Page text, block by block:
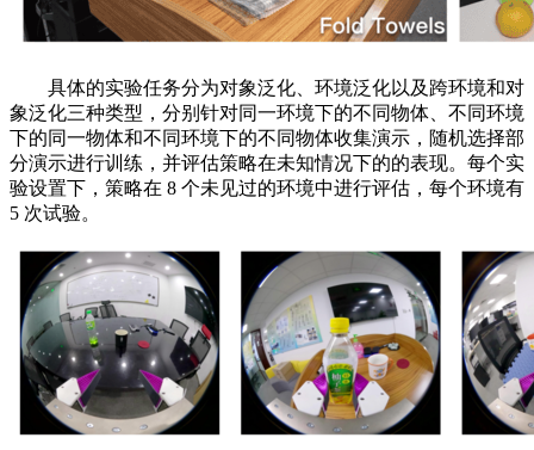
具体的实验任务分为对象泛化、环境泛化以及跨环境和对
象泛化三种类型，分别针对同一环境下的不同物体、不同环境
下的同一物体和不同环境下的不同物体收集演示，随机选择部
分演示进行训练，并评估策略在未知情况下的的表现。每个实
验设置下，策略在 8 个未见过的环境中进行评估，每个环境有
5 次试验。